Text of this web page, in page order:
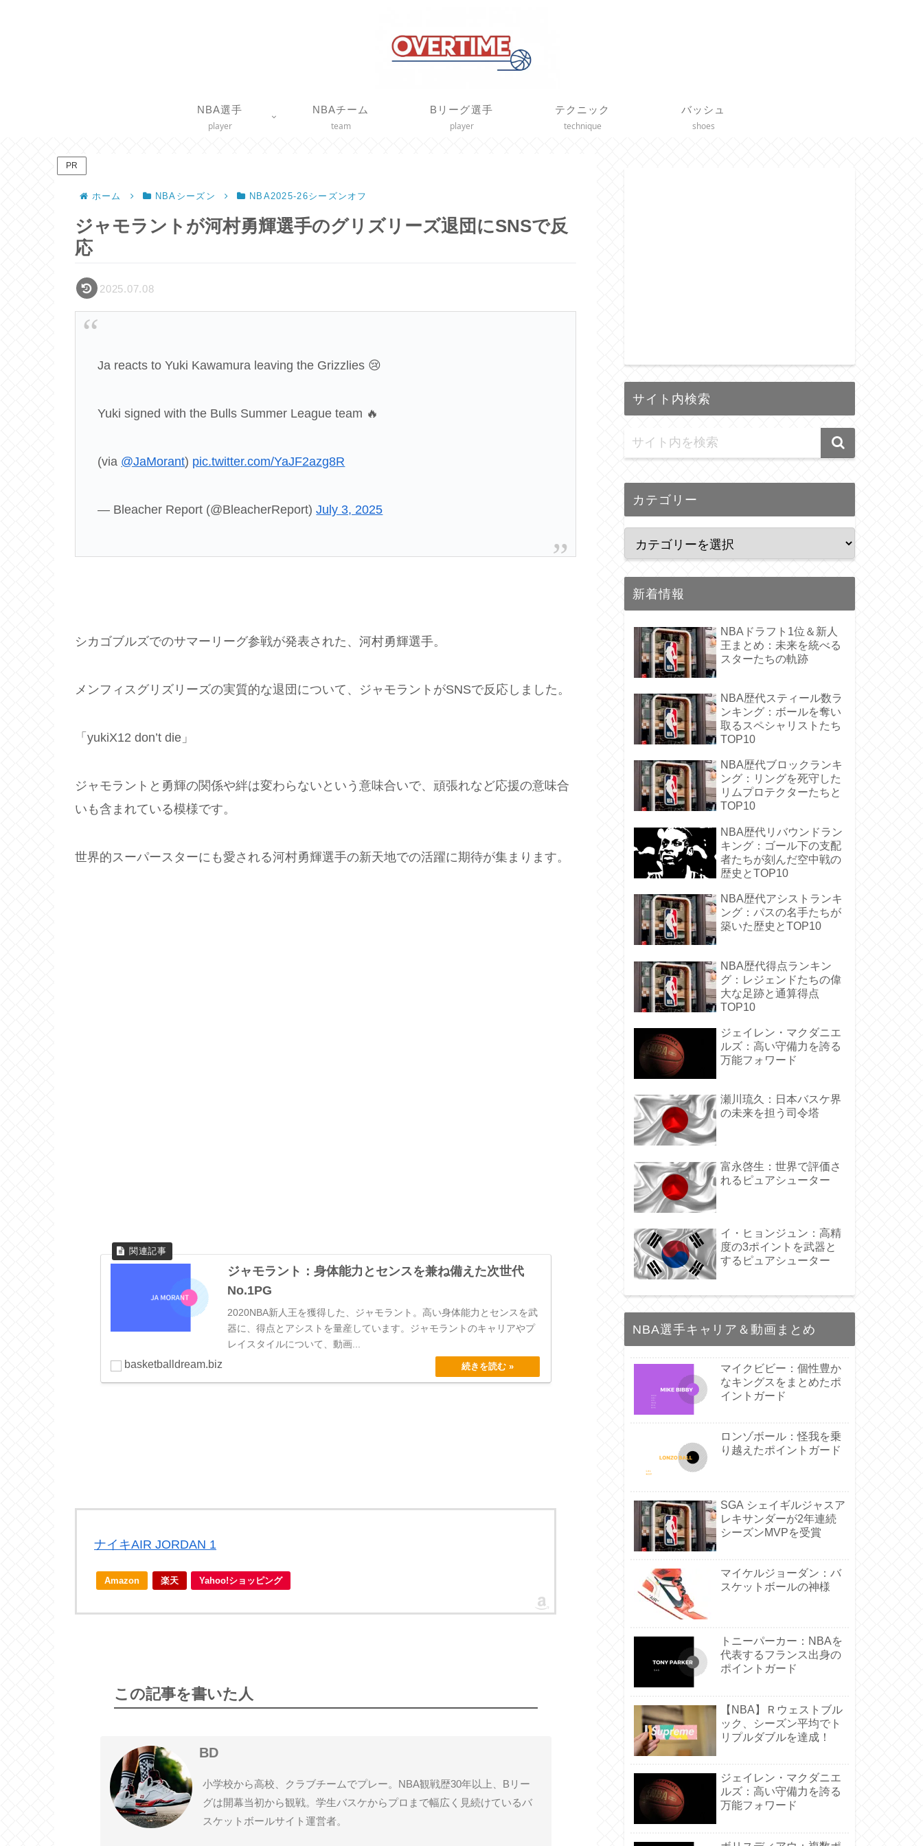
NBA選手
player
NBAチーム
team
Bリーグ選手
player
テクニック
technique
バッシュ
shoes
PR
ホーム NBAシーズン NBA2025-26シーズンオフ
ジャモラントが河村勇輝選手のグリズリーズ退団にSNSで反
応
2025.07.08
Ja reacts to Yuki Kawamura leaving the Grizzlies 😢
Yuki signed with the Bulls Summer League team 🔥
(via @JaMorant) pic.twitter.com/YaJF2azg8R
— Bleacher Report (@BleacherReport)July 3, 2025
シカゴブルズでのサマーリーグ参戦が発表された、河村勇輝選手。
メンフィスグリズリーズの実質的な退団について、ジャモラントがSNSで反応しました。
「yukiX12 don’t die」
ジャモラントと勇輝の関係や絆は変わらないという意味合いで、頑張れなど応援の意味合
いも含まれている模様です。
世界的スーパースターにも愛される河村勇輝選手の新天地での活躍に期待が集まります。
ジャモラント：身体能力とセンスを兼ね備えた次世代
No.1PG
2020NBA新人王を獲得した、ジャモラント。高い身体能力とセンスを武
器に、得点とアシストを量産しています。ジャモラントのキャリアやプ
レイスタイルについて、動画...
basketballdream.biz
ナイキAIR JORDAN 1
Amazon 楽天 Yahoo!ショッピング
この記事を書いた人
BD
小学校から高校、クラブチームでプレー。NBA観戦歴30年以上、Bリー
グは開幕当初から観戦。学生バスケからプロまで幅広く見続けているバ
スケットボールサイト運営者。
サイト内検索
カテゴリー
新着情報
NBAドラフト1位＆新人
王まとめ：未来を統べる
スターたちの軌跡
NBA歴代スティール数ラ
ンキング：ボールを奪い
取るスペシャリストたち
TOP10
NBA歴代ブロックランキ
ング：リングを死守した
リムプロテクターたちと
TOP10
NBA歴代リバウンドラン
キング：ゴール下の支配
者たちが刻んだ空中戦の
歴史とTOP10
NBA歴代アシストランキ
ング：パスの名手たちが
築いた歴史とTOP10
NBA歴代得点ランキン
グ：レジェンドたちの偉
大な足跡と通算得点
TOP10
ジェイレン・マクダニエ
ルズ：高い守備力を誇る
万能フォワード
瀬川琉久：日本バスケ界
の未来を担う司令塔
富永啓生：世界で評価さ
れるピュアシューター
イ・ヒョンジュン：高精
度の3ポイントを武器と
するピュアシューター
NBA選手キャリア＆動画まとめ
マイクビビー：個性豊か
なキングスをまとめたポ
イントガード
ロンゾボール：怪我を乗
り越えたポイントガード
SGA シェイギルジャスア
レキサンダーが2年連続
シーズンMVPを受賞
マイケルジョーダン：バ
スケットボールの神様
トニーパーカー：NBAを
代表するフランス出身の
ポイントガード
【NBA】Ｒウェストブル
ック、シーズン平均でト
リプルダブルを達成！
ジェイレン・マクダニエ
ルズ：高い守備力を誇る
万能フォワード